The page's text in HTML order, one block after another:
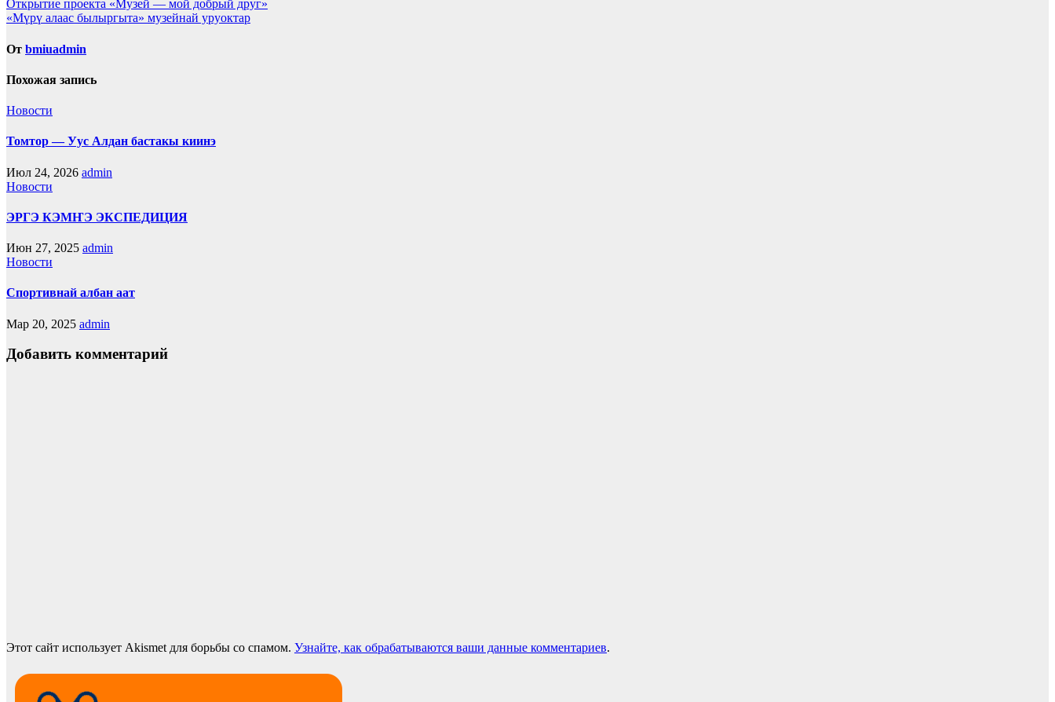
Навигация
по
записям
Открытие проекта «Музей — мой добрый друг»
«Мүрү алаас былыргыта» музейнай уруоктар
От bmiuadmin
Похожая запись
Новости
Томтор — Уус Алдан бастакы киинэ
Июл 24, 2026 admin
Новости
ЭРГЭ КЭМҤЭ ЭКСПЕДИЦИЯ
Июн 27, 2025 admin
Новости
Спортивнай албан аат
Мар 20, 2025 admin
Добавить комментарий
Этот сайт использует Akismet для борьбы со спамом. Узнайте, как обрабатываются ваши данные комментариев.